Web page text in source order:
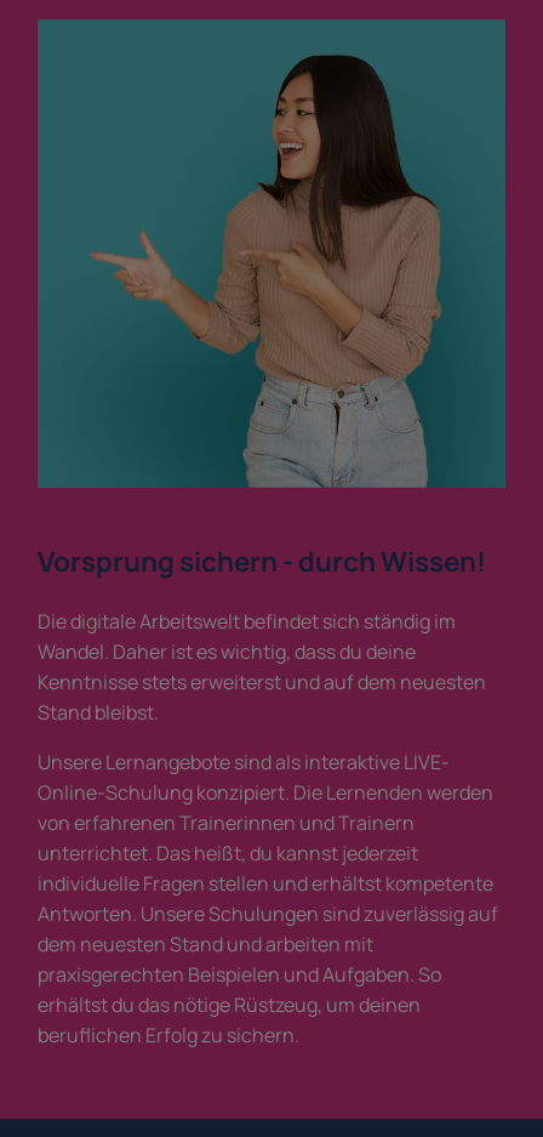
Vorsprung sichern - durch Wissen!
Die digitale Arbeitswelt befindet sich ständig im
Wandel. Daher ist es wichtig, dass du deine
Kenntnisse stets erweiterst und auf dem neuesten
Stand bleibst.
Unsere Lernangebote sind als interaktive LIVE-
Online-Schulung konzipiert. Die Lernenden werden
von erfahrenen Trainerinnen und Trainern
unterrichtet. Das heißt, du kannst jederzeit
individuelle Fragen stellen und erhältst kompetente
Antworten. Unsere Schulungen sind zuverlässig auf
dem neuesten Stand und arbeiten mit
praxisgerechten Beispielen und Aufgaben. So
erhältst du das nötige Rüstzeug, um deinen
beruflichen Erfolg zu sichern.